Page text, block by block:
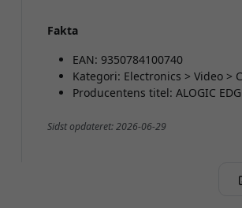
Fakta
EAN: 9350784100740
Kategori: Electronics > Video >
Producentens titel: ALOGIC
Sidst opdateret: 2026-06-29